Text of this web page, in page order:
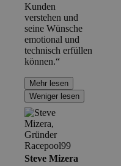
Kunden
verstehen und
seine Wünsche
emotional und
technisch erfüllen
können.“
Mehr lesen
Weniger lesen
Steve Mizera